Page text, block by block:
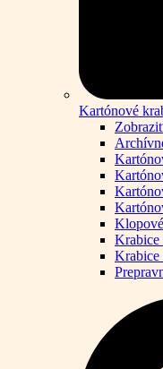
Kartónové
Krabice
Krabice